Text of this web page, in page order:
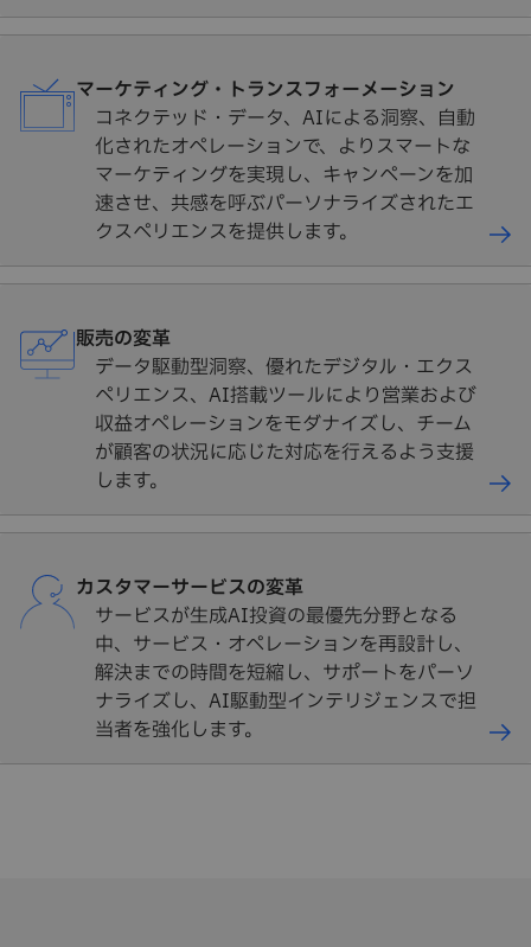
マーケティング・トランスフォーメーション
コネクテッド・データ、AIによる洞察、自動
化されたオペレーションで、よりスマートな
マーケティングを実現し、キャンペーンを加
速させ、共感を呼ぶパーソナライズされたエ
クスペリエンスを提供します。
販売の変革
データ駆動型洞察、優れたデジタル・エクス
ペリエンス、AI搭載ツールにより営業および
収益オペレーションをモダナイズし、チーム
が顧客の状況に応じた対応を行えるよう支援
します。
カスタマーサービスの変革
サービスが生成AI投資の最優先分野となる
中、サービス・オペレーションを再設計し、
解決までの時間を短縮し、サポートをパーソ
ナライズし、AI駆動型インテリジェンスで担
当者を強化します。